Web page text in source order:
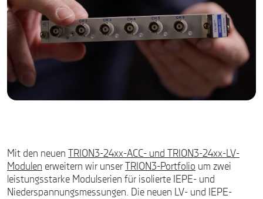
Mit den neuen
TRION3-24xx-ACC- und TRION3-24xx-LV-
Modulen erweitern wir unser TRION3-Portfolio um zwei
leistungsstarke Modulserien für isolierte IEPE- und
Niederspannungsmessungen. Die neuen LV- und IEPE-